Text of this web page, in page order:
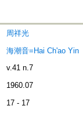
周祥光
海潮音=Hai Ch'ao Yin
v.41 n.7
1960.07
17 - 17